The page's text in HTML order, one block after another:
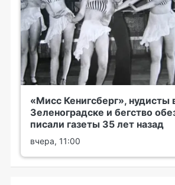
«Мисс Кенигсберг», нудисты
Зеленоградске и бегство
писали газеты 35 лет назад
вчера, 11:00